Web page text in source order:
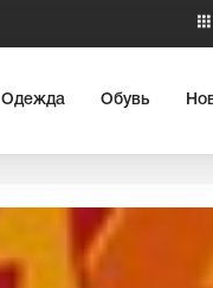
Одежда Обувь